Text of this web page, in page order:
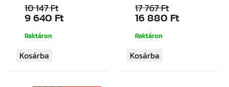
10 147Ft
Original
was:
147 Ft.
9 640 FtCurrent
Raktáron
Kosárba
17 767Ft
Original
was:
767 Ft.
16 880 FtCurrent
Raktáron
Kosárba